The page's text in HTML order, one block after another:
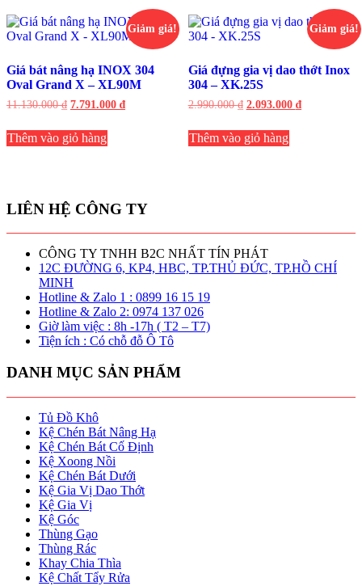
Giảm giá!
Giá bát nâng hạ INOX 304
Oval Grand X – XL90M
11.130.000₫ Giá
là:
11.130.000 ₫.
7.791.000 ₫Giá
Thêm vào giỏ hàng
Giảm giá!
Giá đựng gia vị dao thớt Inox
304 – XK.25S
2.990.000₫ Giá
là:
2.990.000 ₫.
2.093.000 ₫Giá
Thêm vào giỏ hàng
LIÊN HỆ CÔNG TY
CÔNG TY TNHH B2C NHẤT TÍN PHÁT
12C ĐƯỜNG 6, KP4, HBC, TP.THỦ ĐỨC, TP.HỒ CHÍ
MINH
Hotline & Zalo 1 : 0899 16 15 19
Hotline & Zalo 2: 0974 137 026
Giờ làm việc : 8h -17h ( T2 – T7)
Tiện ích : Có chỗ đỗ Ô Tô
DANH MỤC SẢN PHẨM
Tủ Đồ Khô
Kệ Chén Bát Nâng Hạ
Kệ Chén Bát Cố Định
Kệ Xoong Nồi
Kệ Chén Bát Dưới
Kệ Gia Vị Dao Thớt
Kệ Gia Vị
Kệ Góc
Thùng Gạo
Thùng Rác
Khay Chia Thìa
Kệ Chất Tẩy Rửa